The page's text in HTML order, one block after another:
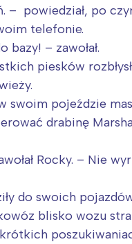
– powiedział, po
telefonie.
bazy! – zawołał.
piesków
swoim pojeździe
drabinę
Rocky. – Nie
do swoich
blisko wozu